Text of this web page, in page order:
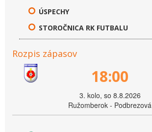
ÚSPECHY
STOROČNICA RK FUTBALU
Rozpis zápasov
18:00
3. kolo, so 8.8.2026
Ružomberok - Podbrezová